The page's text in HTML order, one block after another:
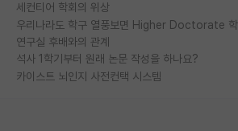
세컨티어 학회의 위상
연구실 후배와의 관계
석사 1학기부터 원래 논문 작성을 하나요?
카이스트 뇌인지 사전컨택 시스템